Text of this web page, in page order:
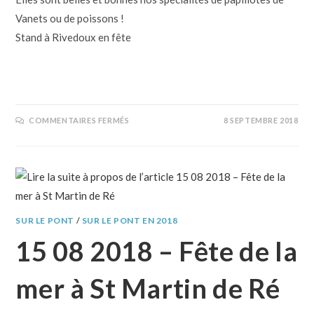
Vanets ou de poissons !
Stand à Rivedoux en fête
COMMENTAIRES FERMÉS 8 SEPTEMBRE 2018
SUR LE PONT / SUR LE PONT EN 2018
15 08 2018 – Fête de la
mer à St Martin de Ré